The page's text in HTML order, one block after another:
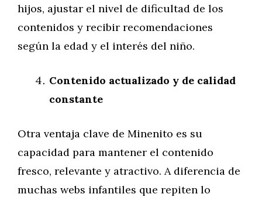
hijos, ajustar el nivel de dificultad de los
contenidos y recibir recomendaciones
según la edad y el interés del niño.
Contenido actualizado y de calidad
constante
Otra ventaja clave de Minenito es su
capacidad para mantener el contenido
fresco, relevante y atractivo. A diferencia de
muchas webs infantiles que repiten lo